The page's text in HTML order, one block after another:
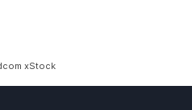
xStock